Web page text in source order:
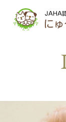
JAHA
に